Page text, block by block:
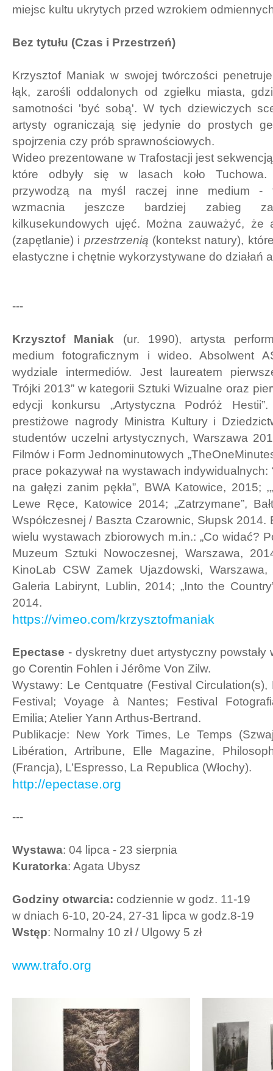
miejsc kultu ukrytych przed wzrokiem
Bez tytułu (Czas i Przestrzeń)
Krzysztof Maniak w swojej twórczości
łąk, zarośli oddalonych od zgiełku miasta,
samotności 'być sobą'. W tych dziewiczych
artysty ograniczają się jedynie do prostych
spojrzenia czy prób sprawnościowych.
Wideo prezentowane w Trafostacji jest
które odbyły się w lasach koło Tuchowa.
przywodzą na myśl raczej inne medium -
wzmacnia jeszcze bardziej zabieg
kilkusekundowych ujęć. Można zauważyć,
(zapętlanie) i przestrzenią (kontekst natury),
elastyczne i chętnie wykorzystywane do działań
---
Krzysztof Maniak (ur. 1990), artysta
medium fotograficznym i wideo. Absolwent
wydziale intermediów. Jest laureatem
Trójki 2013” w kategorii Sztuki Wizualne oraz
edycji konkursu „Artystyczna Podróż
prestiżowe nagrody Ministra Kultury i
studentów uczelni artystycznych, Warszawa
Filmów i Form Jednominutowych
prace pokazywał na wystawach indywidualnych:
na gałęzi zanim pękła”, BWA Katowice, 2015;
Lewe Ręce, Katowice 2014; „Zatrzymane”,
Współczesnej / Baszta Czarownic, Słupsk 2014.
wielu wystawach zbiorowych m.in.: „Co widać?
Muzeum Sztuki Nowoczesnej, Warszawa,
KinoLab CSW Zamek Ujazdowski, Warszawa,
Galeria Labirynt, Lublin, 2014; „Into the
2014.
https://vimeo.com/krzysztofmaniak
Epectase - dyskretny duet artystyczny powstały
go Corentin Fohlen i Jérôme Von Zilw.
Wystawy: Le Centquatre (Festival
Festival; Voyage à Nantes; Festival
Emilia; Atelier Yann Arthus-Bertrand.
Publikacje: New York Times, Le Temps
Libération, Artribune, Elle Magazine,
(Francja), L’Espresso, La Republica (Włochy).
http://epectase.org
---
Wystawa: 04 lipca - 23 sierpnia
Kuratorka: Agata Ubysz
Godziny otwarcia: codziennie w godz. 11-19
w dniach 6-10, 20-24, 27-31 lipca w godz.8-19
Wstęp: Normalny 10 zł / Ulgowy 5 zł
www.trafo.org